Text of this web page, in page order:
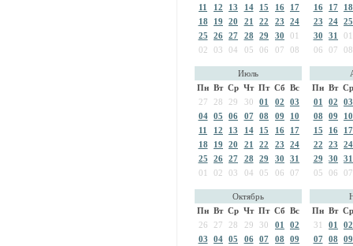
11
12 13 14 15 16
17
18
19 20 21 22 23
24
25
26 27 28 29 30
01
02
03 04 05 06 07 08
16
17
18
23
24 25
30
31
01
06
07 08
Июль
Пн Вт Ср Чт Пт Сб Вс
27
28 29 30 01 02
03
04
05 06 07 08 09
10
11
12 13 14 15 16
17
18
19 20 21 22 23
24
25
26 27 28 29 30
31
01
02 03 04 05 06 07
Пн Вт Ср
01
02
03
08
09
10
15
16
17
22
23
24
29
30
31
05
06 07
Октябрь
Пн Вт Ср Чт Пт Сб Вс
26
27 28 29 30 01
02
03
04 05 06 07 08
09
Пн Вт Ср
31
01
02
07
08
09